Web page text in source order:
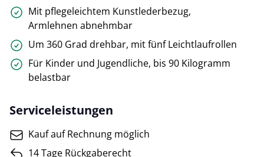
Mit pflegeleichtem Kunstlederbezug,
Armlehnen abnehmbar
Um 360 Grad drehbar, mit fünf Leichtlaufrollen
Für Kinder und Jugendliche, bis 90 Kilogramm
belastbar
Serviceleistungen
Kauf auf Rechnung möglich
14 Tage Rückgaberecht